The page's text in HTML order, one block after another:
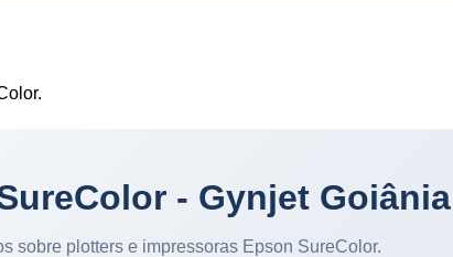
- Gynjet Goiânia
sobre plotters e impressoras Epson SureColor.